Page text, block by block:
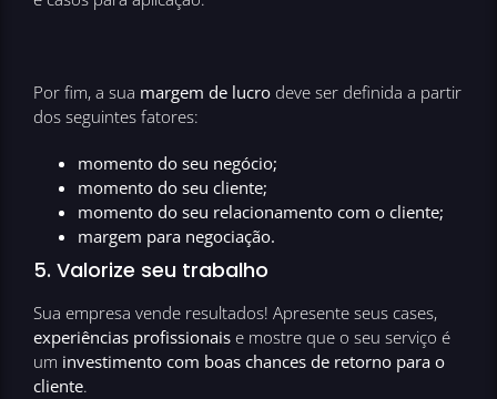
Por fim, a sua margem de lucro deve ser definida a partir
dos seguintes fatores:
momento do seu negócio;
momento do seu cliente;
momento do seu relacionamento com o cliente;
margem para negociação.
5. Valorize seu trabalho
Sua empresa vende resultados! Apresente seus cases,
experiências profissionais e mostre que o seu serviço é
um investimento com boas chances de retorno para o
cliente.